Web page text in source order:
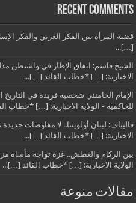
Recent Comments
قضية المرأة بين الفكر الغربي والفكر
[…]...
الشيخ قاسم: اتفاق الإطار في واشنطن
الاخبارية: […] *خطاب القائد […]...
الإمام الخامنئي شخصية فريدة في
للحاكمية - الولاية الاخبارية: […] *خطاب
قاليباف: لبنان أولويتنا.. لا مفاوضات جديدة
الاخبارية: […] *خطاب القائد […]...
بين الركام والعطش.. غزة تواجه مأساة
الولاية الاخبارية: […] *خطاب القائد […]...
مقالات منوعة